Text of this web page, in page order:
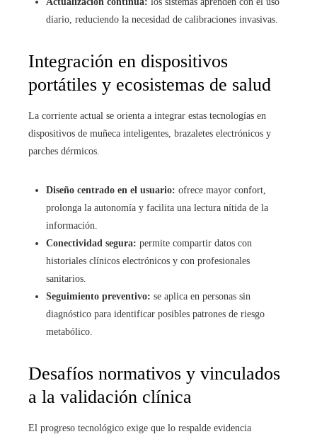
diario, reduciendo la necesidad de calibraciones invasivas.
Integración en dispositivos
portátiles y ecosistemas de salud
La corriente actual se orienta a integrar estas tecnologías en
dispositivos de muñeca inteligentes, brazaletes electrónicos y
parches dérmicos.
Diseño centrado en el usuario: ofrece mayor confort,
prolonga la autonomía y facilita una lectura nítida de la
información.
Conectividad segura: permite compartir datos con
historiales clínicos electrónicos y con profesionales
sanitarios.
Seguimiento preventivo: se aplica en personas sin
diagnóstico para identificar posibles patrones de riesgo
metabólico.
Desafíos normativos y vinculados
a la validación clínica
El progreso tecnológico exige que lo respalde evidencia